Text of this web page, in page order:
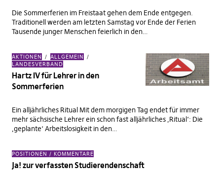
Die Sommerferien im Freistaat gehen dem Ende entgegen.
Traditionell werden am letzten Samstag vor Ende der Ferien
Tausende junger Menschen feierlich in den…
AKTIONEN
ALLGEMEIN
LANDESVERBAND
Hartz IV für Lehrer in den
Sommerferien
Ein alljährliches Ritual Mit dem morgigen Tag endet für immer
mehr sächsische Lehrer ein schon fast alljährliches ‚Ritual‘: Die
‚geplante‘ Arbeitslosigkeit in den…
POSITIONEN / KOMMENTARE
Ja! zur verfassten Studierendenschaft